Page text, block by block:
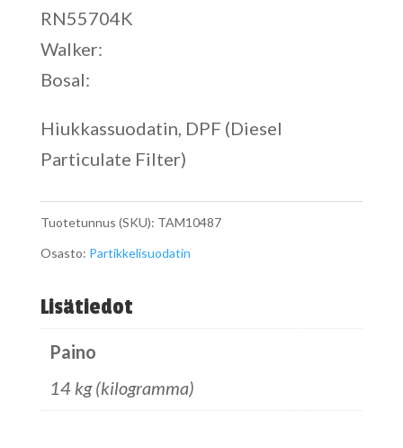
RN55704K
Walker:
Bosal:
Hiukkassuodatin, DPF (Diesel
Particulate Filter)
Tuotetunnus (SKU): TAM10487
Osasto: Partikkelisuodatin
Lisätiedot
Paino
14 kg (kilogramma)